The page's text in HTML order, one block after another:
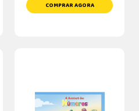
COMPRAR AGORA